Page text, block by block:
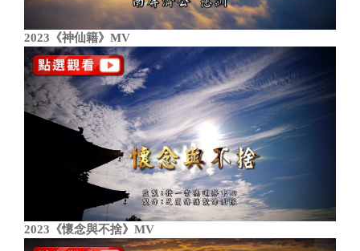
2023《神仙籍》MV
2023《懷念與不捨》MV